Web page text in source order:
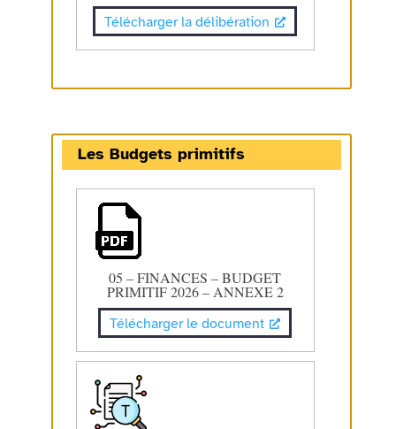
Télécharger la délibération
Les Budgets primitifs
05 – FINANCES – BUDGET
PRIMITIF 2026 – ANNEXE 2
Télécharger le document